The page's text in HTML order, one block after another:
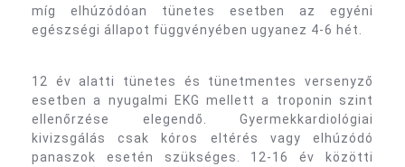
míg elhúzódóan tünetes esetben az egyéni
egészségi állapot függvényében ugyanez 4-6 hét.
12 év alatti tünetes és tünetmentes versenyző
esetben a nyugalmi EKG mellett a troponin szint
ellenőrzése elegendő. Gyermekkardiológiai
kivizsgálás csak kóros eltérés vagy elhúzódó
panaszok esetén szükséges. 12-16 év közötti